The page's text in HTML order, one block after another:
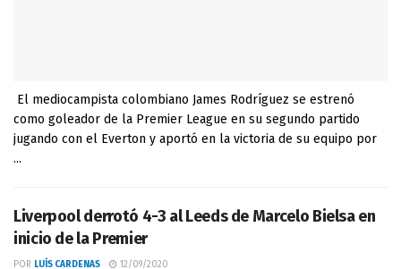
El mediocampista colombiano James Rodríguez se estrenó
como goleador de la Premier League en su segundo partido
jugando con el Everton y aportó en la victoria de su equipo por
...
Liverpool derrotó 4-3 al Leeds de Marcelo Bielsa en
inicio de la Premier
POR LUÍS CARDENAS 12/09/2020